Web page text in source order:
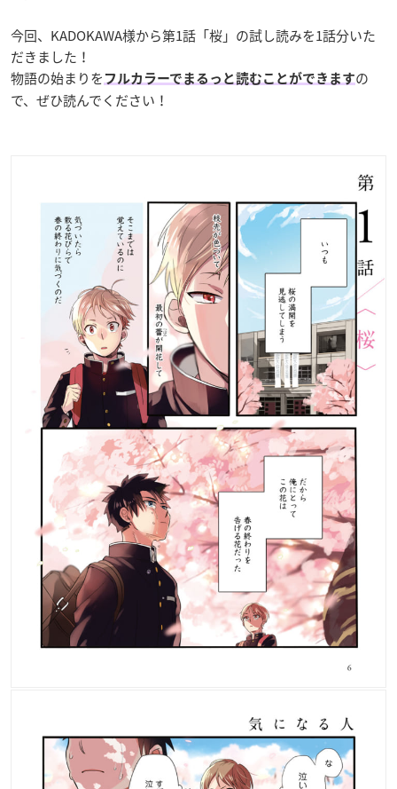
今回、KADOKAWA様から第1話「桜」の試し読みを1話分いた
だきました！
物語の始まりを フルカラーでまるっと読むことができますの
で、ぜひ読んでください！